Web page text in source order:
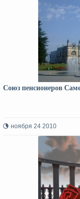
Союз пенсионеров
ноября 24 2010